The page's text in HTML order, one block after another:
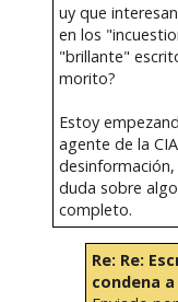
uy que
en los
"brillante"
morito?
Estoy
agente de la
duda sobre
completo.
Re: Re:
condena